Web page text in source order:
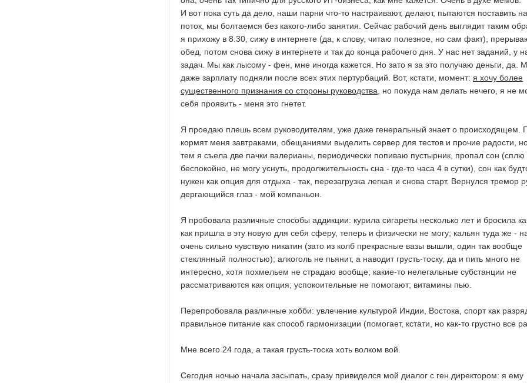
И вот пока суть да дело, наши парни что-то настраивают, делают, пытаются поставить на
поток, мы болтаемся без какого-либо занятия. Сейчас рабочий день выглядит таким
я прихожу в 8.30, сижу в интернете (да, к слову, читаю полезное, но сам факт),
обед, потом снова сижу в интернете и так до конца рабочего дня. У нас нет заданий, у
задач. Мы как лысому - фен, мне иногда кажется. Но зато я за это получаю деньги, да.
даже зарплату подняли после всех этих пертурбаций. Вот, кстати, момент: я хочу более
существенного признания со стороны руководства , но покуда нам делать нечего, я не
себя проявить - меня это гнетет.
Я проедаю плешь всем руководителям, уже даже генеральный знает о происходящем.
кормят меня завтраками, обещаниями выделить сервер для тестов и прочие радости,
тем я съела две пачки валерианы, периодически попиваю пустырник, пропал сон (сплю
беспокойно, не могу уснуть, продолжительность сна - где-то часа 4 в сутки), сон как
нужен как опция для отдыха - так, перезагрузка легкая и снова старт. Вернулся тремор
дергающийся глаз - мой компаньон.
Я пробовала различные способы аддикции: курила сигареты несколько лет и бросила
как пришла в эту новую для себя сферу, теперь и физически не могу; кальян туда же -
очень сильно чувствую никатин (зато из колб прекрасные вазы вышли, один так вообще
стеклянный полностью); алкоголь не пьянит, а наводит грусть-тоску, да и пить много не
интересно, хотя похмельем не страдаю вообще; какие-то нелегальные субстанции не
рассматриваются как опция; успокоительные не помогают; витамины пью.
Перепробовала различные хобби: увлечение культурой Индии, Востока, спорт как
правильное питание как способ гармонизации (помогает, кстати, но как-то грустно все
Мне всего 24 года, а такая грусть-тоска хоть волком вой.
Сегодня ночью начала засыпать, сразу привиделся мой диалог с ген.директором: я ему